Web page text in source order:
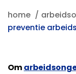
home
preventie
Om